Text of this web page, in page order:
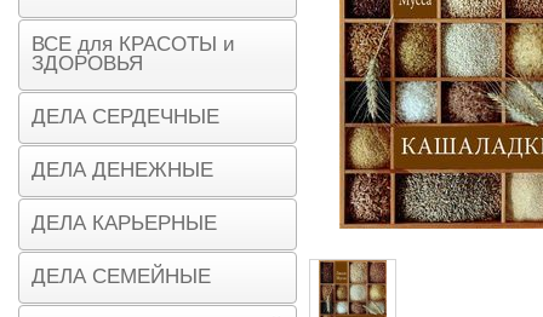
ВСЕ для КРАСОТЫ и
ЗДОРОВЬЯ
ДЕЛА СЕРДЕЧНЫЕ
ДЕЛА ДЕНЕЖНЫЕ
ДЕЛА КАРЬЕРНЫЕ
ДЕЛА СЕМЕЙНЫЕ